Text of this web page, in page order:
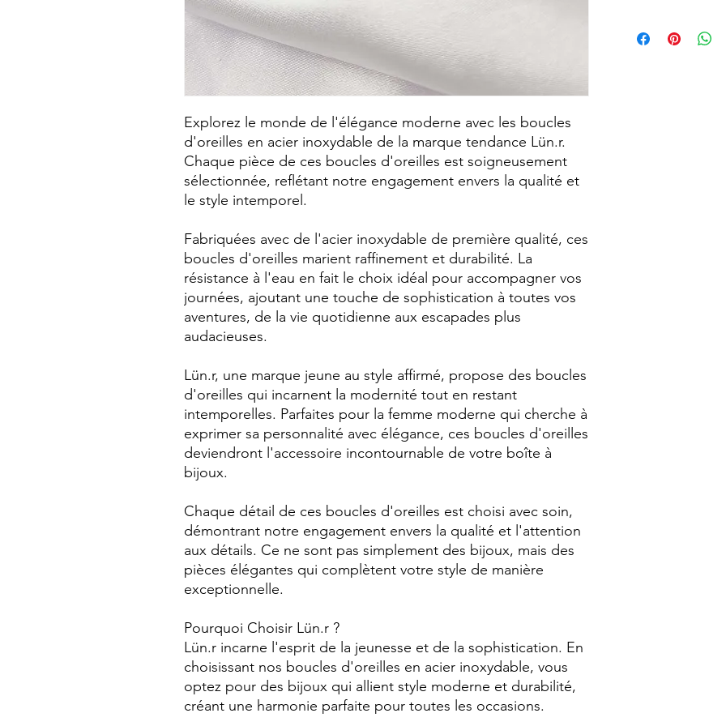
Explorez le monde de l'élégance moderne avec les boucles
d'oreilles en acier inoxydable de la marque tendance Lün.r.
Chaque pièce de ces boucles d'oreilles est soigneusement
sélectionnée, reflétant notre engagement envers la qualité et
le style intemporel.
Fabriquées avec de l'acier inoxydable de première qualité, ces
boucles d'oreilles marient raffinement et durabilité. La
résistance à l'eau en fait le choix idéal pour accompagner vos
journées, ajoutant une touche de sophistication à toutes vos
aventures, de la vie quotidienne aux escapades plus
audacieuses.
Lün.r, une marque jeune au style affirmé, propose des boucles
d'oreilles qui incarnent la modernité tout en restant
intemporelles. Parfaites pour la femme moderne qui cherche à
exprimer sa personnalité avec élégance, ces boucles d'oreilles
deviendront l'accessoire incontournable de votre boîte à
bijoux.
Chaque détail de ces boucles d'oreilles est choisi avec soin,
démontrant notre engagement envers la qualité et l'attention
aux détails. Ce ne sont pas simplement des bijoux, mais des
pièces élégantes qui complètent votre style de manière
exceptionnelle.
Pourquoi Choisir Lün.r ?
Lün.r incarne l'esprit de la jeunesse et de la sophistication. En
choisissant nos boucles d'oreilles en acier inoxydable, vous
optez pour des bijoux qui allient style moderne et durabilité,
créant une harmonie parfaite pour toutes les occasions.
informer de mon
Matériau : Acier